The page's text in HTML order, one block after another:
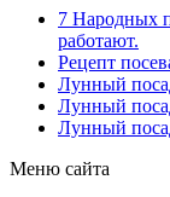
7 Народных
работают.
Рецепт
Лунный
Лунный
Лунный
Меню сайта